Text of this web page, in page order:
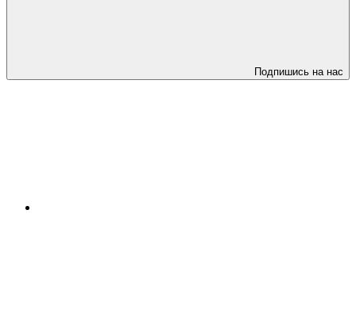
Подпишись на нас